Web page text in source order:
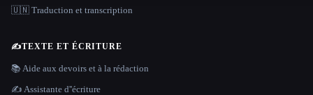
🇺🇳 Traduction et transcription
✍️TEXTE ET ÉCRITURE
📚 Aide aux devoirs et à la rédaction
✍️ Assistante d''écriture